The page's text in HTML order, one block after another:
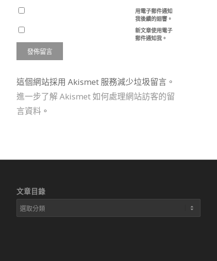
用電子郵件通知
我後續的迴響。
新文章使用電子
郵件通知我。
這個網站採用 Akismet 服務減少垃圾留言。
進一步了解 Akismet 如何處理網站訪客的留
言資料。
文章目錄
文
章